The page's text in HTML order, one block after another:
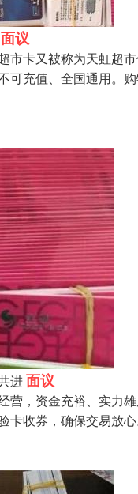
面议
市卡又被称为天虹超
可充值、全国通用
进面议
营，资金充裕、实力
卡收券，确保交易放